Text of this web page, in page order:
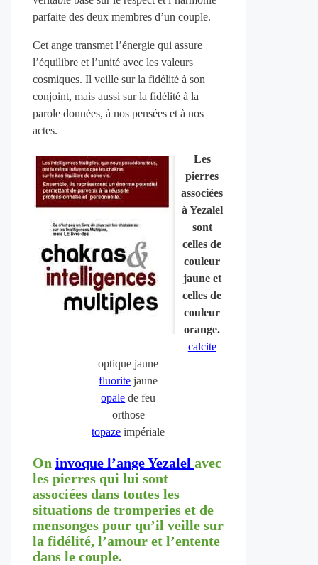
parfaite des deux membres d’un couple.
Cet ange transmet l’énergie qui assure
l’équilibre et l’unité avec les valeurs
cosmiques. Il veille sur la fidélité à son
conjoint, mais aussi sur la fidélité à la
parole données, à nos pensées et à nos
actes.
Les
pierres
associées
à Yezalel
sont
celles de
couleur
jaune et
celles de
couleur
orange.
calcite
optique jaune
fluorite jaune
opale de feu
orthose
topaze impériale
On invoque l’ange Yezalel avec
les pierres qui lui sont
associées dans toutes les
situations de tromperies et de
mensonges pour qu’il veille sur
la fidélité, l’amour et l’entente
dans le couple.